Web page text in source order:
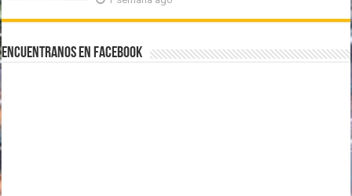
Encuentranos en Facebook